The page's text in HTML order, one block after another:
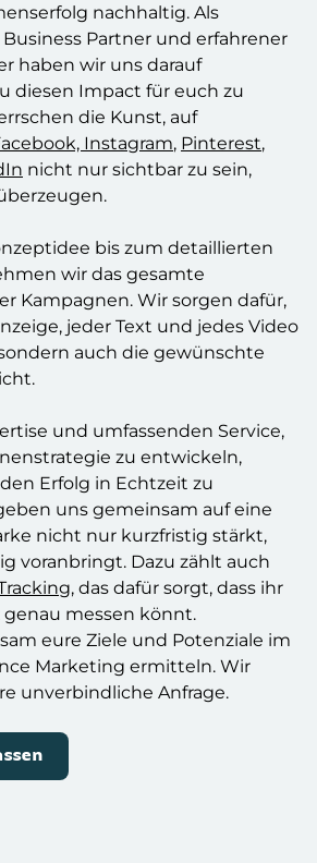
nachhaltig. Als
Partner und erfahrener
haben wir uns darauf
diesen Impact für euch zu
die Kunst, auf
Instagram, Pinterest,
nicht nur sichtbar zu sein,
bis zum detaillierten
wir das gesamte
Kampagnen. Wir sorgen dafür,
jeder Text und jedes Video
auch die gewünschte
und umfassenden Service,
zu entwickeln,
Erfolg in Echtzeit zu
uns gemeinsam auf eine
nicht nur kurzfristig stärkt,
voranbringt. Dazu zählt auch
, das dafür sorgt, dass ihr
messen könnt.
eure Ziele und Potenziale im
Marketing ermitteln. Wir
unverbindliche Anfrage.